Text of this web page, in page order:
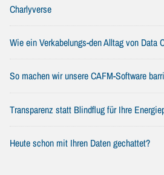
Charlyverse
Wie ein Verkabelungs-den Alltag von Data
So machen wir unsere CAFM-Software
Transparenz statt Blindflug für Ihre
Heute schon mit Ihren Daten gechattet?